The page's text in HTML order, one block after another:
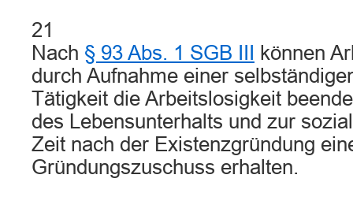
21
Nach § 93 Abs. 1 SGB III
können
durch Aufnahme einer
Tätigkeit die Arbeitslosigkeit
des Lebensunterhalts und zur
Zeit nach der Existenzgründung
Gründungszuschuss erhalten.